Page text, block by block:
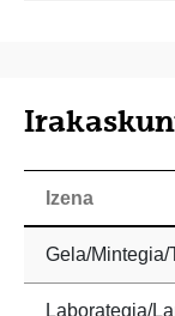
Izena
Gela/Mintegia/
Laborategia/